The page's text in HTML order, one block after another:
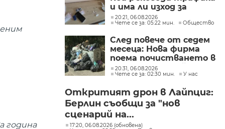
година
и има ли изход за
пристрастените?
20:21, 06.08.2026
Чете се за: 05:22 мин.
Общество
След повече от седем
месеца: Нова фирма
поема почистването в
столичните райони
"Слатина", "Подуяне" и
20:31, 06.08.2026
Чете се за: 02:30 мин.
У нас
Откритият дрон в Лайпциг:
Берлин съобщи за "нов
сценарий на...
17:20, 06.08.2026 (обновена)